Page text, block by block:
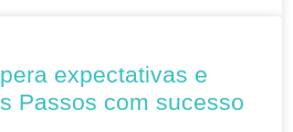
expectativas e
Passos com sucesso